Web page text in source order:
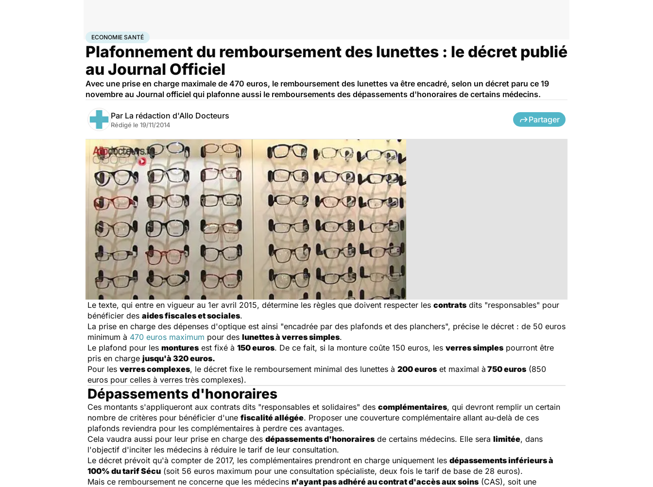
AccueilSantéSociétéÉconomie
ECONOMIE SANTÉ
Plafonnement du remboursement des lunettes : le décret publié
au Journal Officiel
Avec une prise en charge maximale de 470 euros, le remboursement des lunettes va être encadré, selon un décret paru ce 19
novembre au Journal officiel qui plafonne aussi le remboursements des dépassements d'honoraires de certains médecins.
Par La rédaction d'Allo Docteurs
Rédigé le 19/11/2014
Partager
Le texte, qui entre en vigueur au 1er avril 2015, détermine les règles que doivent respecter les contrats dits "responsables" pour
bénéficier des aides fiscales et sociales.
La prise en charge des dépenses d'optique est ainsi "encadrée par des plafonds et des planchers", précise le décret : de 50 euros
minimum à 470 euros maximum pour des lunettesà verres simples.
Le plafond pour les montures est fixé à 150 euros. De ce fait, si la monture coûte 150 euros, les verres simples pourront être
pris en charge jusqu'à 320 euros.
Pour les verres complexes, le décret fixe le remboursement minimal des lunettes à 200 euros et maximal à 750 euros (850
euros pour celles à verres très complexes).
Dépassements d'honoraires
Ces montants s'appliqueront aux contrats dits "responsables et solidaires" des complémentaires, qui devront remplir un certain
nombre de critères pour bénéficier d'une fiscalité allégée. Proposer une couverture complémentaire allant au-delà de ces
plafonds reviendra pour les complémentaires à perdre ces avantages.
Cela vaudra aussi pour leur prise en charge des dépassements d'honoraires de certains médecins. Elle sera limitée, dans
l'objectif d'inciter les médecins à réduire le tarif de leur consultation.
Le décret prévoit qu'à compter de 2017, les complémentaires prendront en charge uniquement les dépassements inférieurs à
100% du tarif Sécu (soit 56 euros maximum pour une consultation spécialiste, deux fois le tarif de base de 28 euros).
Mais ce remboursement ne concerne que les médecins n'ayant pas adhéré au contrat d'accès aux soins (CAS), soit une